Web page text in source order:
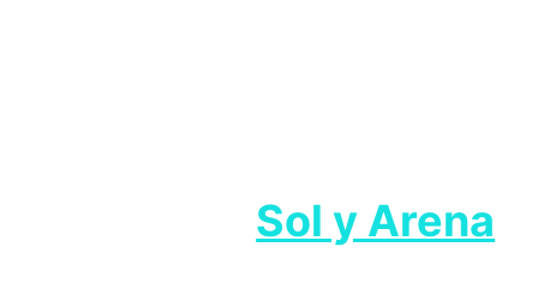
Sol y Arena